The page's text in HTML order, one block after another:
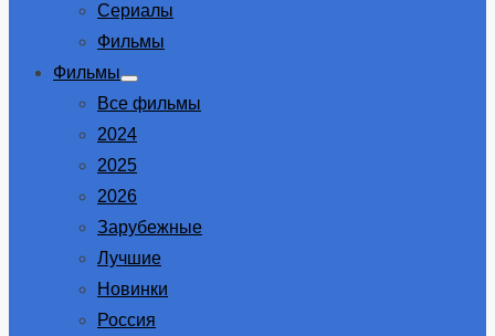
Сериалы
Фильмы
Фильмы
Show
sub
Все фильмы
2024
2025
2026
Зарубежные
Лучшие
Новинки
Россия